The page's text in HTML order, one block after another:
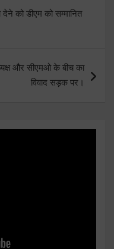
देने को डीएम को सम्मानित
और सीएमओ के बीच का
विवाद सड़क पर।